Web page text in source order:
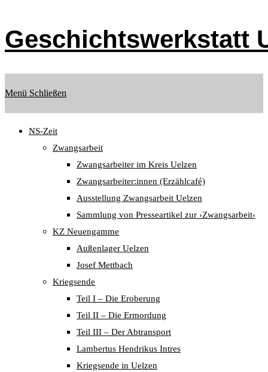
Inhalt
springen
Geschichtswerkstatt
Menü Schließen
NS-Zeit
Zwangsarbeit
Zwangsarbeiter im Kreis Uelzen
Zwangsarbeiter:innen (Erzählcafé)
Ausstellung Zwangsarbeit Uelzen
Sammlung von Presseartikel zur ›Zwangsarbeit‹
KZ Neuengamme
Außenlager Uelzen
Josef Mettbach
Kriegsende
Teil I – Die Eroberung
Teil II – Die Ermordung
Teil III – Der Abtransport
Lambertus Hendrikus Intres
Kriegsende in Uelzen